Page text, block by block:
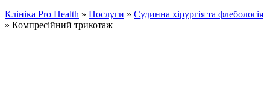
Клініка Pro Health » Послуги » Судинна хірургія та флебологія
» Компресійний трикотаж